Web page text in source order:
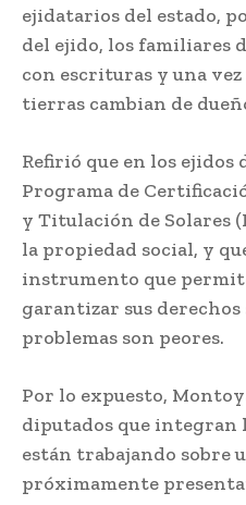
ejidatarios del estado,
del ejido, los familiares
con escrituras y una vez
tierras cambian de
Refirió que en los ejidos
Programa de
y Titulación de Solares
la propiedad social, y
instrumento que
garantizar sus
problemas son peores.
Por lo expuesto,
diputados que integran
están trabajando sobre
próximamente